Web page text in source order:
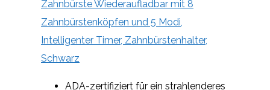
Zahnbürste Wiederaufladbar mit 8
Zahnbürstenköpfen und 5 Modi,
Intelligenter Timer, Zahnbürstenhalter,
Schwarz
ADA-zertifiziert für ein strahlenderes